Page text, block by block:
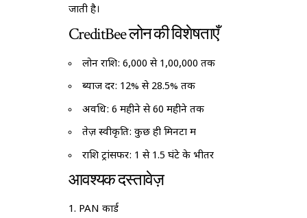
जाती है।
CreditBee लोन की विशेषताएँ
लोन राशि: ₹6,000 से ₹1,00,000 तक
ब्याज दर: 12% से 28.5% तक
अवधि: 6 महीने से 60 महीने तक
तेज़ स्वीकृति: कुछ ही मिनटों में
राशि ट्रांसफर: 1 से 1.5 घंटे के भीतर
आवश्यक दस्तावेज़
PAN कार्ड